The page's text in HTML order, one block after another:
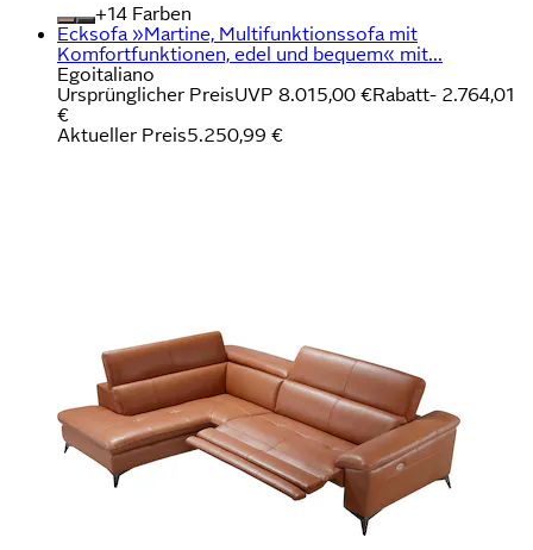
+
Farben
Ecksofa »Martine, Multifunktionssofa mit
Komfortfunktionen, edel und bequem« mit...
Egoitaliano
Ursprünglicher PreisUVP 8.015,00 €Rabatt- 2.764,01
€
Aktueller Preis5.250,99 €